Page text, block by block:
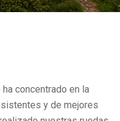
ha concentrado en la
y de mejores